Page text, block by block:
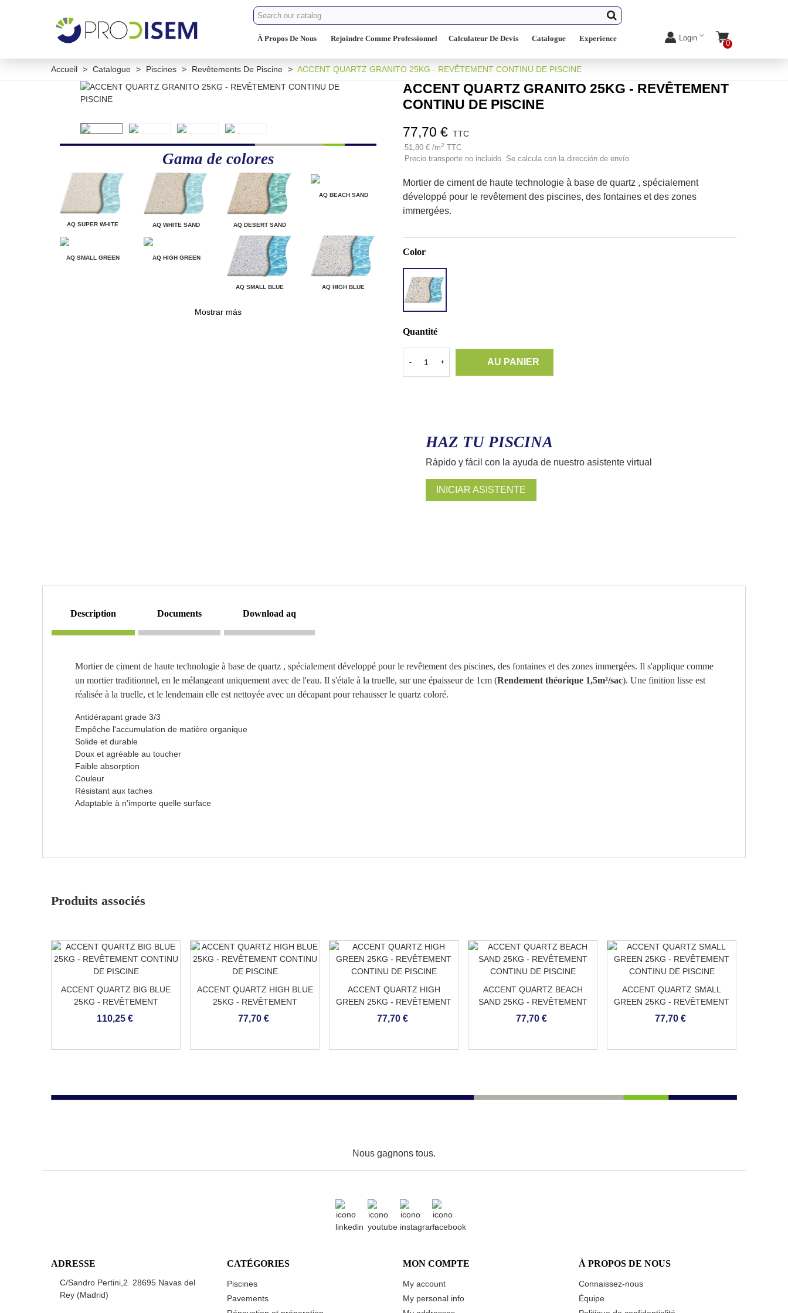
À Propos De Nous Rejoindre Comme Professionnel Calculateur De Devis Catalogue Experience Login
0
Accueil > Catalogue > Piscines > Revêtements De Piscine > ACCENT QUARTZ GRANITO 25KG - REVÊTEMENT CONTINU DE PISCINE
Gama de colores
AQ SUPER WHITE AQ WHITE SAND AQ DESERT SAND
AQ BEACH SAND
AQ SMALL GREEN AQ HIGH GREEN
AQ SMALL BLUE AQ HIGH BLUE
Mostrar más
ACCENT QUARTZ GRANITO 25KG - REVÊTEMENT
CONTINU DE PISCINE
77,70 € TTC
51,80 € /m2 TTC
Precio transporte no incluido. Se calcula con la dirección de envío
Mortier de ciment de haute technologie à base de quartz , spécialement
développé pour le revêtement des piscines, des fontaines et des zones
immergées.
Color
QUARTZ
GRANITO
Quantité
- + AU PANIER
HAZ TU PISCINA
Rápido y fácil con la ayuda de nuestro asistente virtual
INICIAR ASISTENTE
description documents download aq
Mortier de ciment de haute technologie à base de quartz , spécialement développé pour le revêtement des piscines, des fontaines et des zones immergées. Il s'applique comme
un mortier traditionnel, en le mélangeant uniquement avec de l'eau. Il s'étale à la truelle, sur une épaisseur de 1cm (Rendement théorique 1,5m²/sac). Une finition lisse est
réalisée à la truelle, et le lendemain elle est nettoyée avec un décapant pour rehausser le quartz coloré.
Antidérapant grade 3/3
Empêche l'accumulation de matière organique
Solide et durable
Doux et agréable au toucher
Faible absorption
Couleur
Résistant aux taches
Adaptable à n'importe quelle surface
Produits associés
ACCENT QUARTZ BIG BLUE
25KG - REVÊTEMENT
CONTINU DE PISCINE
110,25 €
ACCENT QUARTZ HIGH BLUE
25KG - REVÊTEMENT
CONTINU DE PISCINE
77,70 €
ACCENT QUARTZ HIGH
GREEN 25KG - REVÊTEMENT
CONTINU DE PISCINE
77,70 €
ACCENT QUARTZ BEACH
SAND 25KG - REVÊTEMENT
CONTINU DE PISCINE
77,70 €
ACCENT QUARTZ SMALL
GREEN 25KG - REVÊTEMENT
CONTINU DE PISCINE
77,70 €
Nous gagnons tous.
ADRESSE
C/Sandro Pertini,2 28695 Navas del
Rey (Madrid)
CATÉGORIES
Piscines
Pavements
MON COMPTE
My account
My personal info
À PROPOS DE NOUS
Connaissez-nous
Équipe